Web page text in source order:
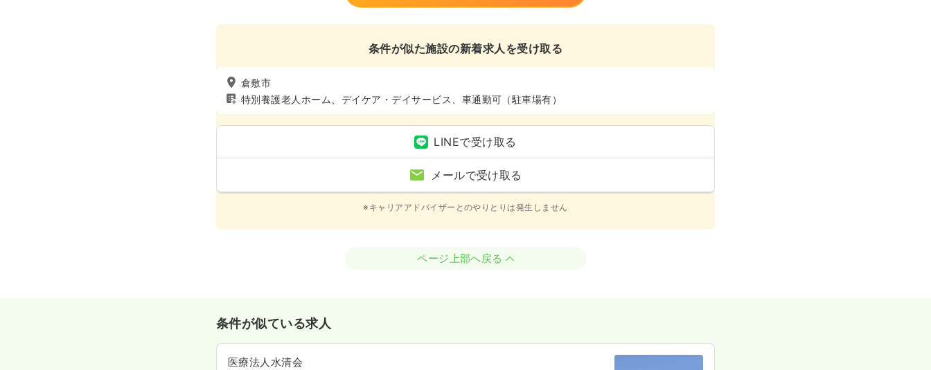
条件が似た施設の新着求人を受け取る
倉敷市
特別養護老人ホーム、デイケア・デイサービス、車通勤可（駐車場有）
LINEで受け取る
メールで受け取る
※キャリアアドバイザーとのやりとりは発生しません
ページ上部へ戻る
条件が似ている求人
医療法人水清会